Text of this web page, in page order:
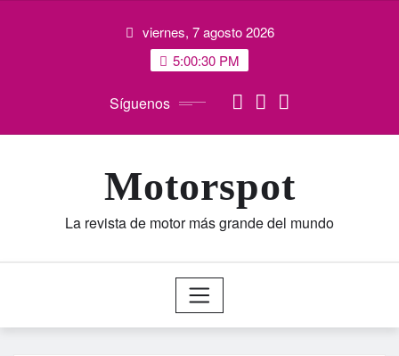
viernes, 7 agosto 2026
5:00:31 PM
Síguenos
Motorspot
La revista de motor más grande del mundo